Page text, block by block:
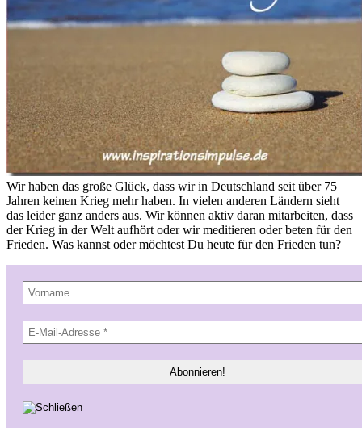
Wir haben das große Glück, dass wir in Deutschland seit über 75
Jahren keinen Krieg mehr haben. In vielen anderen Ländern sieht
das leider ganz anders aus. Wir können aktiv daran mitarbeiten, dass
der Krieg in der Welt aufhört oder wir meditieren oder beten für den
Frieden. Was kannst oder möchtest Du heute für den Frieden tun?